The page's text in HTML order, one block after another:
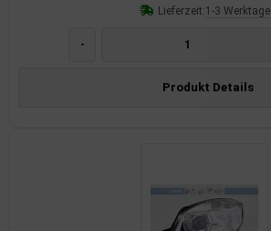
Lieferzeit:1-3 Werktage
-
Produkt Details